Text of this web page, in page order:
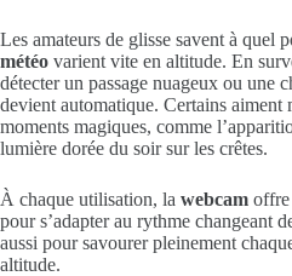
Les amateurs de glisse savent à quel
météo varient vite en altitude. En
détecter un passage nuageux ou une
devient automatique. Certains aiment
moments magiques, comme
lumière dorée du soir sur les crêtes.
À chaque utilisation, la webcam offre
pour s’adapter au rythme changeant
aussi pour savourer pleinement
altitude.